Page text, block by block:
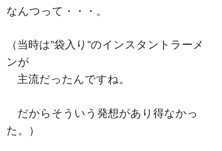
なんつって・・・。
（当時は”袋入り”のインスタントラーメ
ンが
主流だったんですね。
だからそういう発想があり得なかっ
た。）